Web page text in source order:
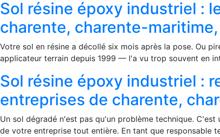
Sol résine époxy industriel :
charente, charente-
Votre sol en résine a décollé six mois après la pose. Ou
applicateur terrain depuis 1999 — l'a vu trop souvent en
Sol résine époxy industriel :
entreprises de charente,
Un sol dégradé n'est pas qu'un problème technique.
de votre entreprise tout entière. En tant que responsable